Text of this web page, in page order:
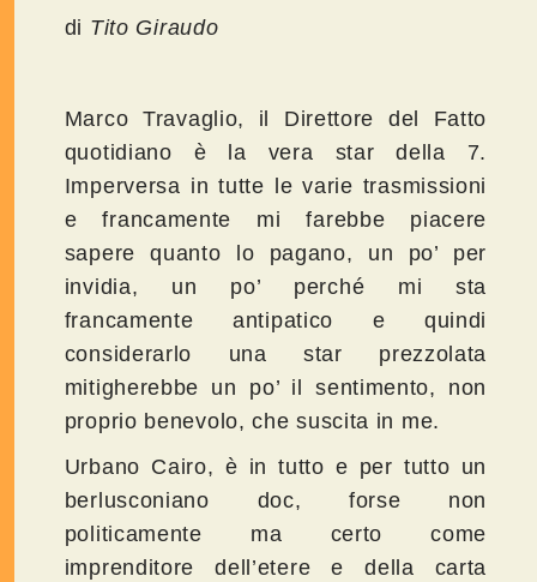
di Tito Giraudo
Marco Travaglio, il Direttore del Fatto
quotidiano è la vera star della 7.
Imperversa in tutte le varie trasmissioni
e francamente mi farebbe piacere
sapere quanto lo pagano, un po’ per
invidia, un po’ perché mi sta
francamente antipatico e quindi
considerarlo una star prezzolata
mitigherebbe un po’ il sentimento, non
proprio benevolo, che suscita in me.
Urbano Cairo, è in tutto e per tutto un
berlusconiano doc, forse non
politicamente ma certo come
imprenditore dell’etere e della carta